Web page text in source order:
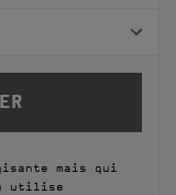
mais qui
utilise